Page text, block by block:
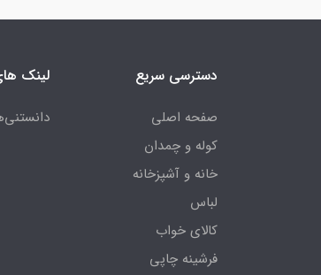
دسترسی سریع
صفحه اصلی
کوله و چمدان
خانه و آشپزخانه
لباس
کالای خواب
فرشینه چاپی
لینک